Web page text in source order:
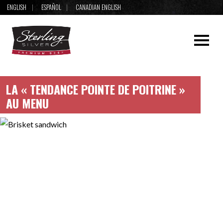
ENGLISH ESPAÑOL CANADIAN ENGLISH
LA « TENDANCE POINTE DE POITRINE »
AU MENU